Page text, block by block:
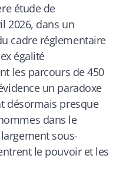
étude de
2026, dans un
cadre réglementaire
égalité
les parcours de 450
un paradoxe
désormais presque
dans le
sous-
le pouvoir et les